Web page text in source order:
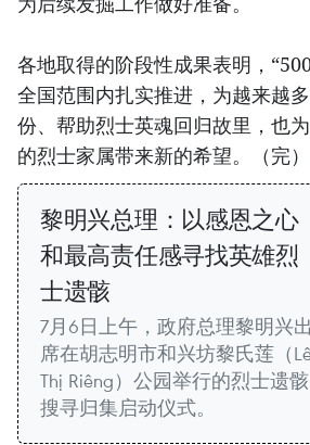
各地取得的阶段性成果表明，
全国范围内扎实推进，为越来越
份、帮助烈士英魂回归故里，也
的烈士家属带来新的希望。（完）
黎明兴总理：以感恩之心
和最高责任感寻找英雄烈
士遗骸
7月6日上午，政府总理黎明兴出
席在胡志明市和兴坊黎氏莲（
Thị Riêng）公园举行的烈士遗骸
搜寻归集启动仪式。